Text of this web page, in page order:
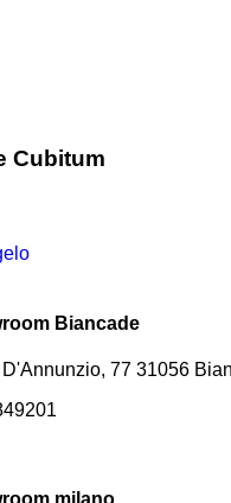
Cubitum
Biancade
77 31056